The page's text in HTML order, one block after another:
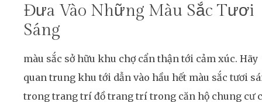
Đưa Vào Những Màu Sắc Tươi
Sáng
màu sắc sở hữu khu chợ cẩn thận tới cảm xúc. Hãy
quan trung khu tới dẫn vào hầu hết màu sắc tươi
trong trang trí đồ trang trí trong căn hộ chung cư